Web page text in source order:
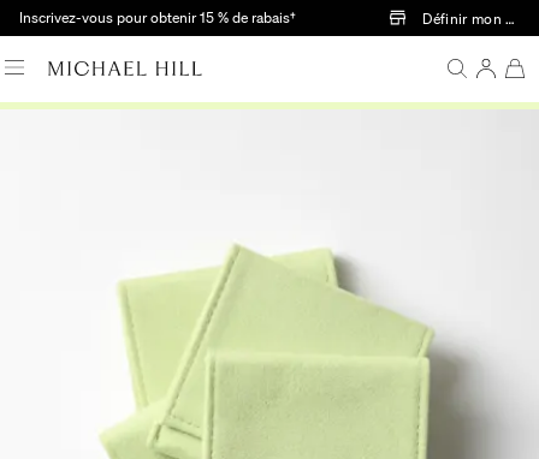
Passer au contenu principal
Inscrivez-vous pour obtenir 15 % de rabais† Définir mon